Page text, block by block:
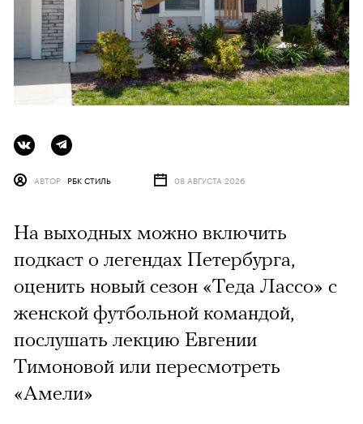
АВТОР РБК СТИЛЬ 08 АВГУСТА 2026
На выходных можно включить
подкаст о легендах Петербурга,
оценить новый сезон «Теда Лассо» с
женской футбольной командой,
послушать лекцию Евгении
Тимоновой или пересмотреть
«Амели»